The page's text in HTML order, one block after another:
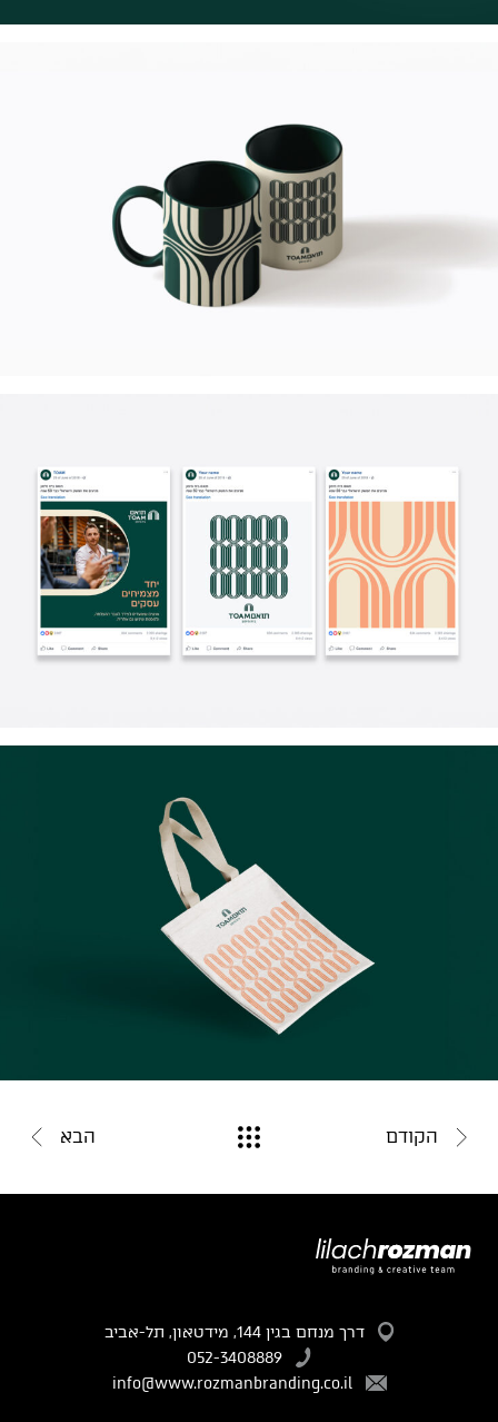
הקודם הבא
דרך מנחם בגין 144, מידטאון, תל-אביב
052-3408889
info@www.rozmanbranding.co.il